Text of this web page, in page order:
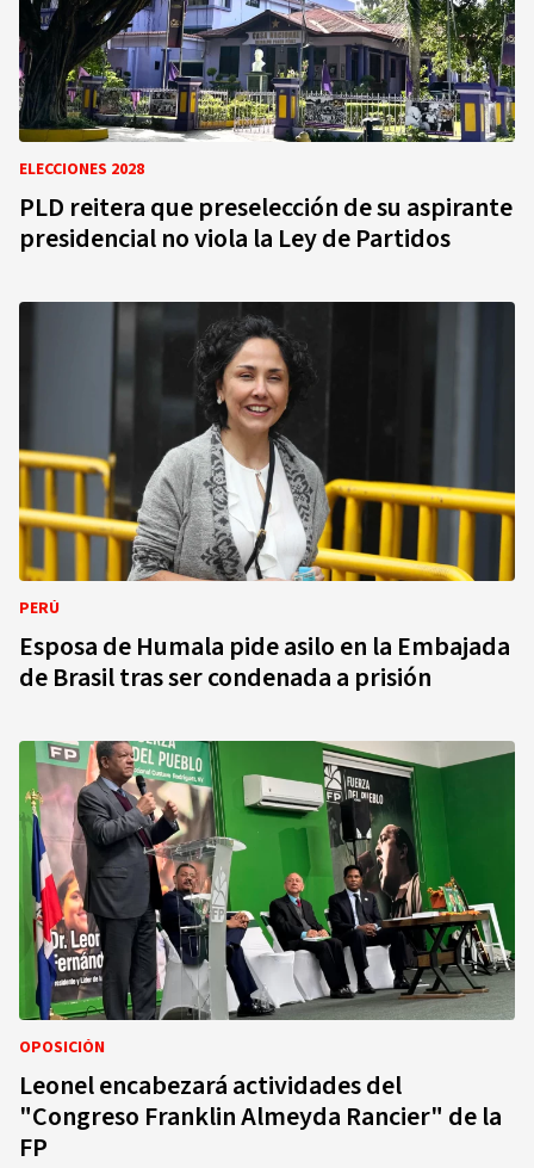
ELECCIONES 2028
PLD reitera que preselección de su aspirante
presidencial no viola la Ley de Partidos
PERÚ
Esposa de Humala pide asilo en la Embajada
de Brasil tras ser condenada a prisión
OPOSICIÓN
Leonel encabezará actividades del
"Congreso Franklin Almeyda Rancier" de la
FP